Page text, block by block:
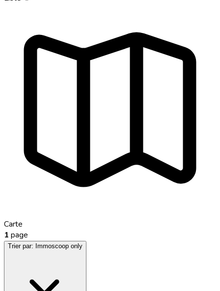
Carte
1 page
Trier par: Immoscoop only